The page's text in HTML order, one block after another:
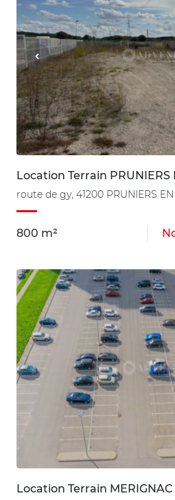
Location Terrain PRUNIERS
route de gy, 41200 PRUNIERS
800 m²
Location Terrain MERIGNAC